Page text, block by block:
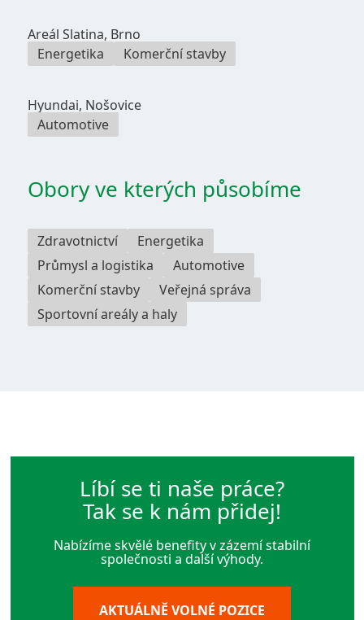
Areál Slatina, Brno
Energetika
Komerční stavby
Hyundai, Nošovice
Automotive
Obory ve kterých působíme
Zdravotnictví
Energetika
Průmysl a logistika
Automotive
Komerční stavby
Veřejná správa
Sportovní areály a haly
Líbí se ti naše práce?
Tak se k nám přidej!
Nabízíme skvělé benefity v zázemí stabilní
společnosti a další výhody.
AKTUÁLNĚ VOLNÉ POZICE